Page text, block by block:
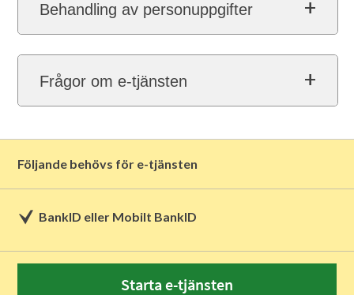
Behandling av personuppgifter
Frågor om e-tjänsten
Följande behövs för e-tjänsten
BankID eller Mobilt BankID
Starta e-tjänsten